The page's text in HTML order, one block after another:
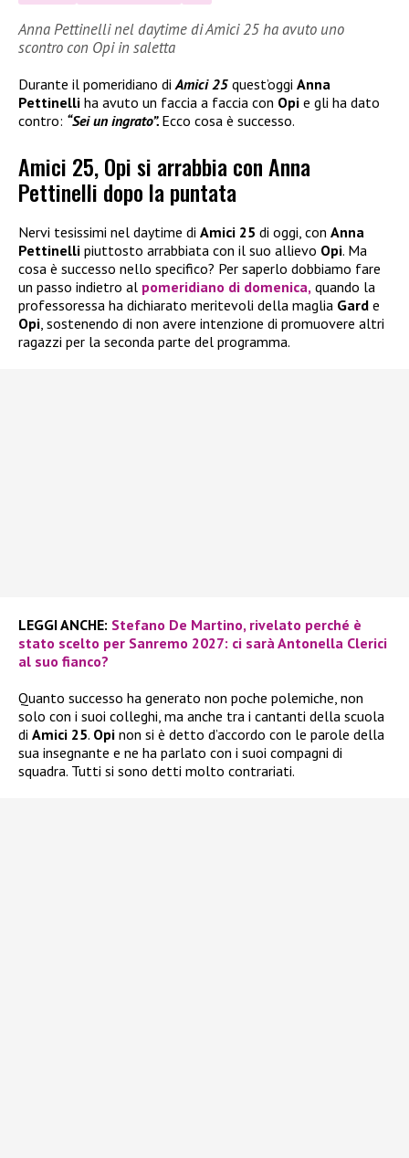
Anna Pettinelli nel daytime di Amici 25 ha avuto uno
scontro con Opi in saletta
Durante il pomeridiano di Amici 25 quest’oggi Anna
Pettinelli ha avuto un faccia a faccia con Opi e gli ha dato
contro: “Sei un ingrato”. Ecco cosa è successo.
Amici 25, Opi si arrabbia con Anna
Pettinelli dopo la puntata
Nervi tesissimi nel daytime di Amici 25 di oggi, con Anna
Pettinelli piuttosto arrabbiata con il suo allievo Opi. Ma
cosa è successo nello specifico? Per saperlo dobbiamo fare
un passo indietro al pomeridiano di domenica, quando la
professoressa ha dichiarato meritevoli della maglia Gard e
Opi, sostenendo di non avere intenzione di promuovere altri
ragazzi per la seconda parte del programma.
LEGGI ANCHE: Stefano De Martino, rivelato perché è
stato scelto per Sanremo 2027: ci sarà Antonella Clerici
al suo fianco?
Quanto successo ha generato non poche polemiche, non
solo con i suoi colleghi, ma anche tra i cantanti della scuola
di Amici 25. Opi non si è detto d’accordo con le parole della
sua insegnante e ne ha parlato con i suoi compagni di
squadra. Tutti si sono detti molto contrariati.